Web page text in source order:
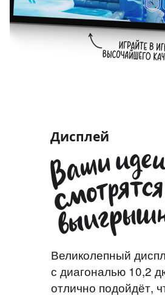
Дисплей
Великолепный
с диагональю 10,2
отлично подойдёт,